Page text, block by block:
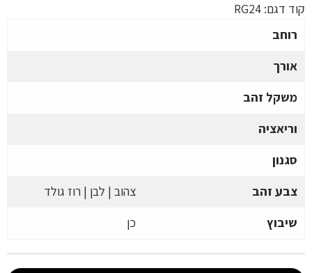
קוד דגם: RG24
רוחב
אורך
משקל זהב
וריאציה
סגנון
צבע זהב
צהוב | לבן | רוז גולד
שיבוץ
כן